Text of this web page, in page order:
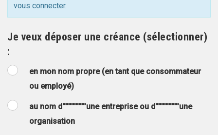
vous connecter.
Je veux déposer une créance (sélectionner)
:
en mon nom propre (en tant que consommateur
ou employé)
au nom d''''''''''''''''une entreprise ou d''''''''''''''''une
organisation